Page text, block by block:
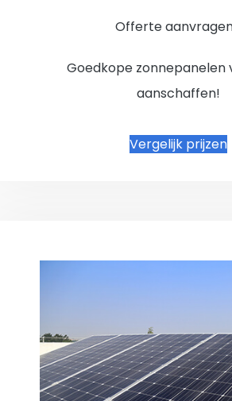
Offerte
Goedkope zonnepanelen
aanschaffen!
Vergelijk prijzen